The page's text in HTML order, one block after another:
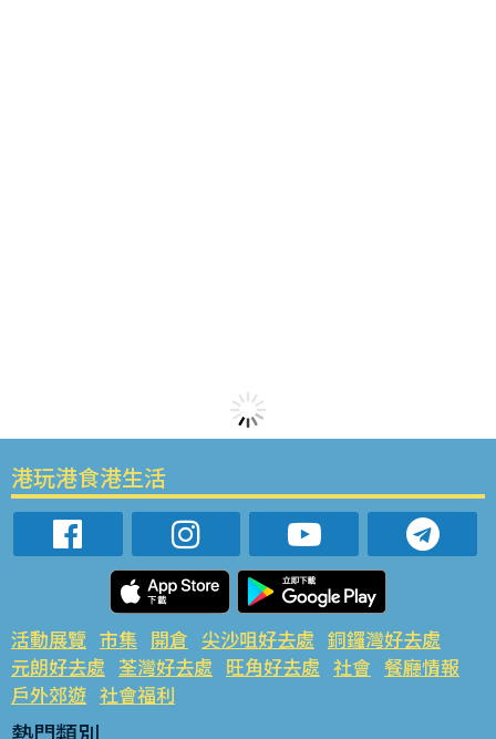
港玩港食港生活
活動展覽 市集 開倉 尖沙咀好去處 銅鑼灣好去處
元朗好去處 荃灣好去處 旺角好去處 社會 餐廳情報
戶外郊遊 社會福利